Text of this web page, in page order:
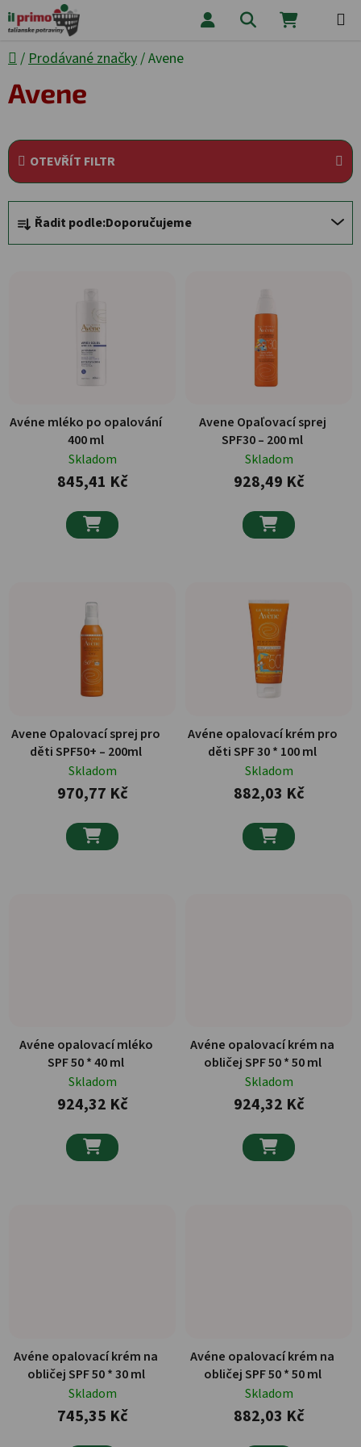
Přejít na obsah Hledat
Domů
/ Prodávané značky/Avene
Avene
OTEVŘÍT FILTR
Řazení produktů
Řadit podle:Doporučujeme
Avéne mléko po opalování
400 ml
Skladom
845,41 Kč

Avene Opaľovací sprej
SPF30 – 200 ml
Skladom
928,49 Kč

Avene Opalovací sprej pro
děti SPF50+ – 200ml
Skladom
970,77 Kč

Avéne opalovací krém pro
děti SPF 30 * 100 ml
Skladom
882,03 Kč

Avéne opalovací mléko
SPF 50 * 40 ml
Skladom
924,32 Kč

Avéne opalovací krém na
obličej SPF 50 * 50 ml
Skladom
924,32 Kč

Avéne opalovací krém na
obličej SPF 50 * 30 ml
Skladom
745,35 Kč
Avéne opalovací krém na
obličej SPF 50 * 50 ml
Skladom
882,03 Kč